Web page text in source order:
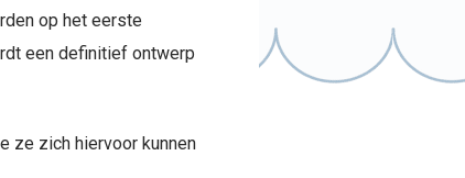
op het eerste
een definitief ontwerp
ze zich hiervoor kunnen